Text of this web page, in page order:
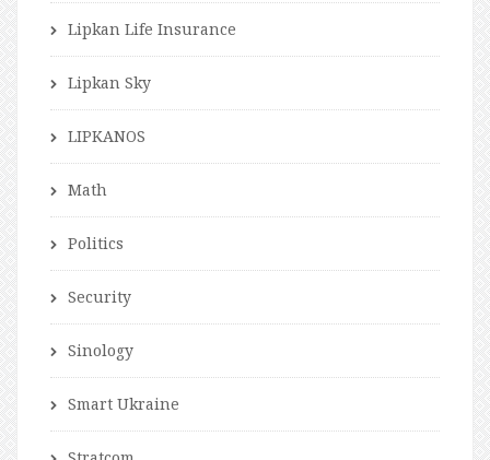
Lipkan Life Insurance
Lipkan Sky
LIPKANOS
Math
Politics
Security
Sinology
Smart Ukraine